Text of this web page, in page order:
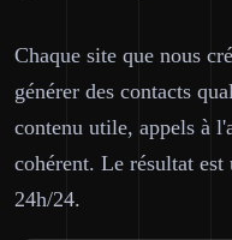
Chaque site que nous
générer des contacts
contenu utile, appels à
cohérent. Le résultat
24h/24.